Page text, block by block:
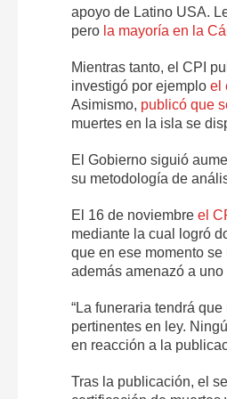
apoyo de Latino USA.
pero la mayoría en la
Mientras tanto, el CPI
investigó por ejemplo el
Asimismo, publicó que
muertes en la isla se
El Gobierno siguió
su metodología de
El 16 de noviembre el
mediante la cual logró
que en ese momento
además amenazó a
“La funeraria tendrá
pertinentes en ley.
en reacción a la
Tras la publicación, el